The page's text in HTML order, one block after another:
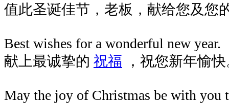
值此圣诞佳节，老板，献给您及您
Best wishes for a wonderful new year.
献上最诚挚的 祝福 ，祝您新年愉
May the joy of Christmas be with you